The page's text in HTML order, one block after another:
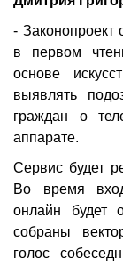
- Законопроект
в первом
основе
выявлять
граждан о
аппарате.
Сервис будет
Во время
онлайн будет
собраны
голос